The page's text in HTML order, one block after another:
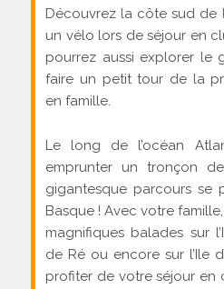
Découvrez la côte sud de
un vélo lors de séjour en
pourrez aussi explorer le
faire un petit tour de la
en famille.
Le long de l’océan
emprunter un tronçon
gigantesque parcours se
Basque ! Avec votre
magnifiques balades sur
de Ré ou encore sur l’Ile
profiter de votre séjour en